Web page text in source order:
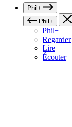
Phil+
Phil+
Phil+
Regarder
Lire
Écouter